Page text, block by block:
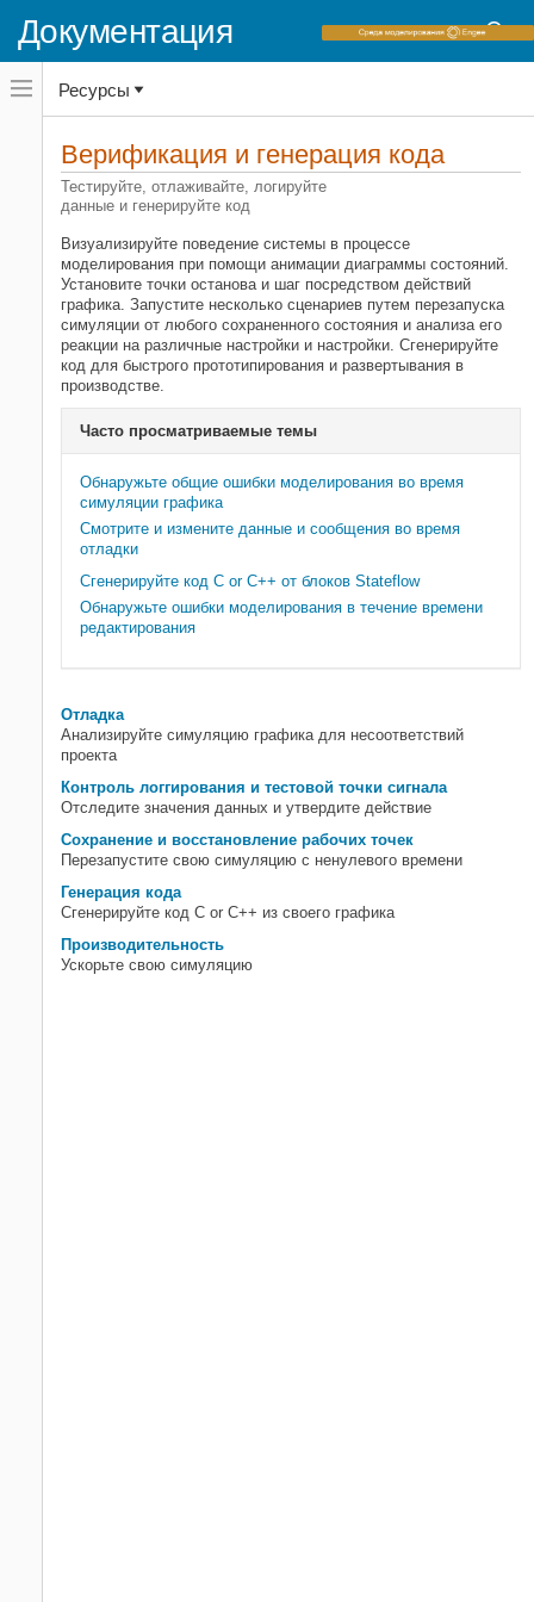
Документация
Переключатель
навигационного
меню
переключатель
навигационного
Stateflow
Категория
Начало работы с Stateflow
Программирование диаграмм
Шаблоны разработки и приложения
Симуляция в Simulink
Выполнение в MATLAB
Верификация и генерация кода
Отладка
Контроль логгирования и тестовой
Сохранение и восстановление
рабочих точек
Генерация кода
Ресурсы
Верификация и генерация кода
Тестируйте, отлаживайте, логируйте
данные и генерируйте код
Визуализируйте поведение системы в процессе
моделирования при помощи анимации диаграммы состояний.
Установите точки останова и шаг посредством действий
графика. Запустите несколько сценариев путем перезапуска
симуляции от любого сохраненного состояния и анализа его
реакции на различные настройки и настройки. Сгенерируйте
код для быстрого прототипирования и развертывания в
производстве.
Часто просматриваемые темы
Обнаружьте общие ошибки моделирования во время
симуляции графика
Смотрите и измените данные и сообщения во время
отладки
Сгенерируйте код C or C++ от блоков Stateflow
Обнаружьте ошибки моделирования в течение времени
редактирования
Отладка
Анализируйте симуляцию графика для несоответствий
проекта
Контроль логгирования и тестовой точки сигнала
Отследите значения данных и утвердите действие
Сохранение и восстановление рабочих точек
Перезапустите свою симуляцию с ненулевого времени
Генерация кода
Сгенерируйте код C or C++ из своего графика
Производительность
Ускорьте свою симуляцию